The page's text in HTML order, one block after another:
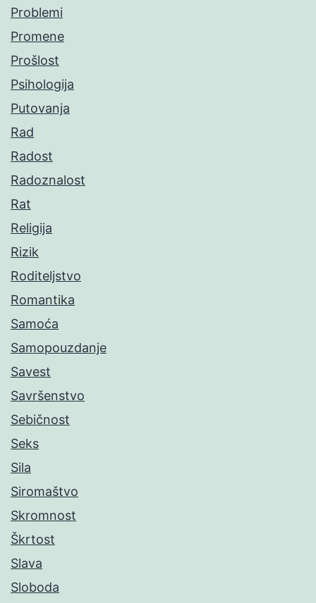
Problemi
Promene
Prošlost
Psihologija
Putovanja
Rad
Radost
Radoznalost
Rat
Religija
Rizik
Roditeljstvo
Romantika
Samoća
Samopouzdanje
Savest
Savršenstvo
Sebičnost
Seks
Sila
Siromaštvo
Skromnost
Škrtost
Slava
Sloboda